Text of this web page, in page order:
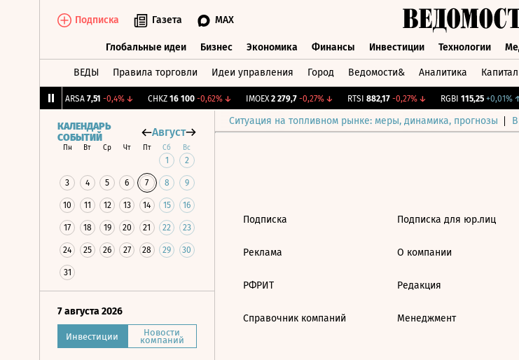
Подписка Газета MAX
Глобальные идеи Бизнес Экономика Финансы Инвестиции Технологии
ВЕДЫ Правила торговли Идеи управления Город Ведомости& Аналитика Капитал
ARSA 7,51 -0,4%↓ CHKZ 16 100 -0,62%↓ IMOEX 2 279,7 -0,27%↓ RTSI 882,17 -0,27%↓ RGBI 115,25 +0,01%↑
Ситуация на топливном рынке: меры, динамика, прогнозы
КАЛЕНДАРЬ
СОБЫТИЙ
Август
Пн Вт Ср Чт Пт Сб Вс
1 2
3 4 5 6 7 8 9
10 11 12 13 14 15 16
17 18 19 20 21 22 23
24 25 26 27 28 29 30
31
7 августа 2026
Инвестиции Новости
компаний
Подписка
Реклама
РФРИТ
Справочник компаний
Подписка для юр.лиц
О компании
Редакция
Менеджмент